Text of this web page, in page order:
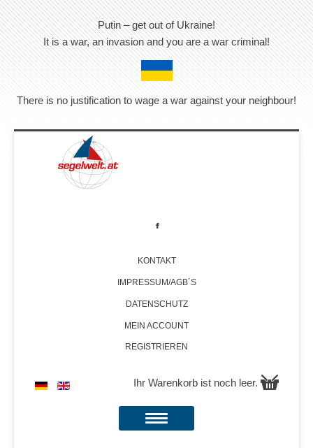
Putin – get out of Ukraine!
It is a war, an invasion and you are a war criminal!
There is no justification to wage a war against your neighbour!
KONTAKT
IMPRESSUM/AGB´S
DATENSCHUTZ
MEIN ACCOUNT
REGISTRIEREN
Ihr Warenkorb ist noch leer.